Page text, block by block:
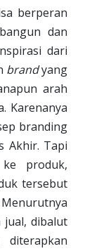
berperan
dan
dari
brandyang
arah
Karenanya
branding
Akhir. Tapi
produk,
tersebut
Menurutnya
jual, dibalut